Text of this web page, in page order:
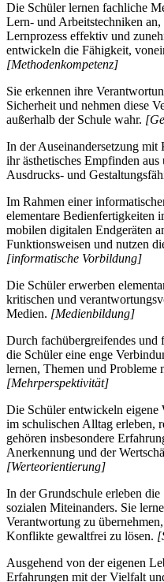
Die Schüler lernen fachliche
Lern- und Arbeitstechniken
Lernprozess effektiv und
entwickeln die Fähigkeit,
[Methodenkompetenz]
Sie erkennen ihre
Sicherheit und nehmen diese
außerhalb der Schule wahr.
In der Auseinandersetzung
ihr ästhetisches Empfinden
Ausdrucks- und
Im Rahmen einer
elementare Bedienfertigkeiten
mobilen digitalen Endgeräten
Funktionsweisen und nutzen
[informatische Vorbildung]
Die Schüler erwerben
kritischen und
Medien. [Medienbildung]
Durch fachübergreifendes und
die Schüler eine enge
lernen, Themen und Probleme
[Mehrperspektivität]
Die Schüler entwickeln eigene
im schulischen Alltag erleben,
gehören insbesondere
Anerkennung und der
[Werteorientierung]
In der Grundschule erleben
sozialen Miteinanders. Sie
Verantwortung zu
Konflikte gewaltfrei zu lösen.
Ausgehend von der eigenen
Erfahrungen mit der Vielfalt